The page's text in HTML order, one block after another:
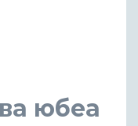
юбеа